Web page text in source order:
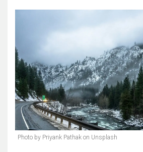
Photo by Priyank Pathak on Unsplash